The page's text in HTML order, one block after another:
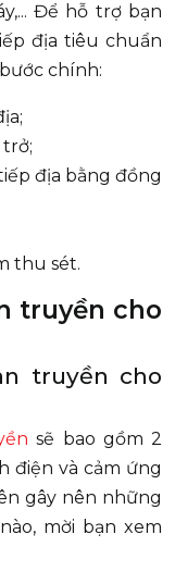
Để hỗ trợ bạn
địa tiêu chuẩn
chính:
địa bằng đồng
thu sét.
truyền cho
truyền cho
sẽ bao gồm 2
điện và cảm ứng
gây nên những
mời bạn xem